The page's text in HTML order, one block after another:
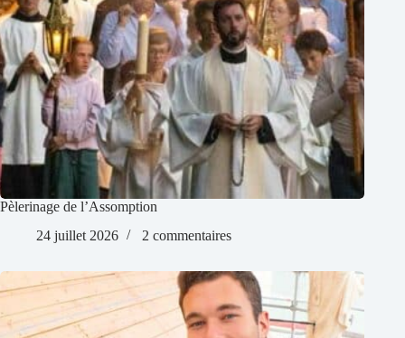
Pèlerinage de l’Assomption
24 juillet 2026
2 commentaires